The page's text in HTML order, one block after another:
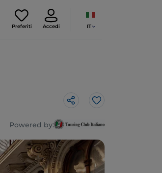
Preferiti Accedi IT
Like
Powered by: